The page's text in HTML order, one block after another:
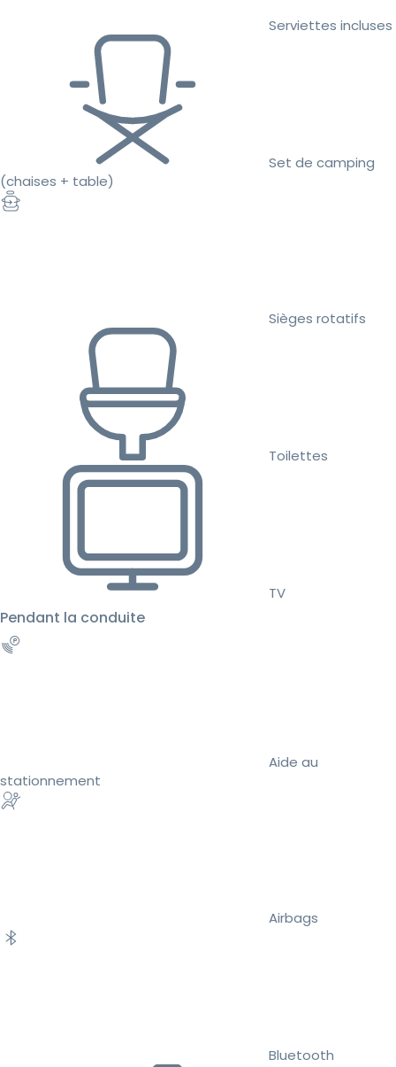
Serviettes incluses
Set de camping
(chaises + table)
Sièges rotatifs
Toilettes
TV
Pendant la conduite
Aide au
stationnement
Airbags
Bluetooth